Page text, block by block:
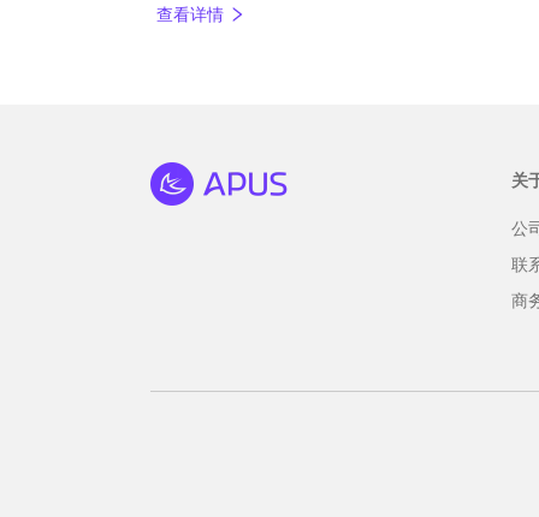
类软件。
查看详情
关
公
联
商